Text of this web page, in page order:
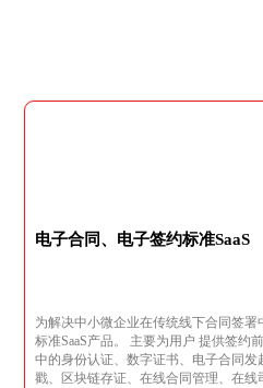
电子合同、电子签约标准SaaS
为解决中小微企业在传统线下合同签
标准SaaS产品。 主要为用户 提供签约
中的身份认证、数字证书、电子合同发
戳、区块链存证、在线合同管理、在